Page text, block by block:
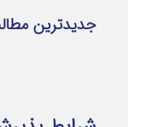
جدیدترین